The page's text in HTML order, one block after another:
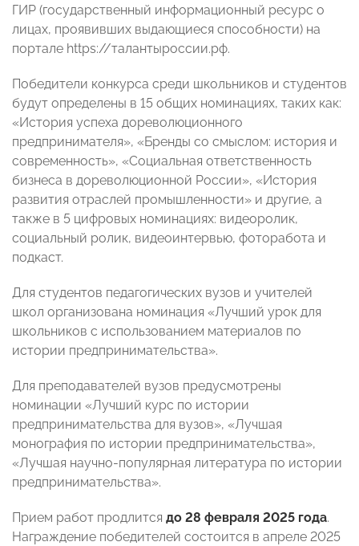
ГИР (государственный информационный ресурс о
лицах, проявивших выдающиеся способности) на
портале https://талантыроссии.рф.
Победители конкурса среди школьников и студентов
будут определены в 15 общих номинациях, таких как:
«История успеха дореволюционного
предпринимателя», «Бренды со смыслом: история и
современность», «Социальная ответственность
бизнеса в дореволюционной России», «История
развития отраслей промышленности» и другие, а
также в 5 цифровых номинациях: видеоролик,
социальный ролик, видеоинтервью, фоторабота и
подкаст.
Для студентов педагогических вузов и учителей
школ организована номинация «Лучший урок для
школьников с использованием материалов по
истории предпринимательства».
Для преподавателей вузов предусмотрены
номинации «Лучший курс по истории
предпринимательства для вузов», «Лучшая
монография по истории предпринимательства»,
«Лучшая научно-популярная литература по истории
предпринимательства».
Прием работ продлится до 28 февраля 2025 года.
Награждение победителей состоится в апреле 2025